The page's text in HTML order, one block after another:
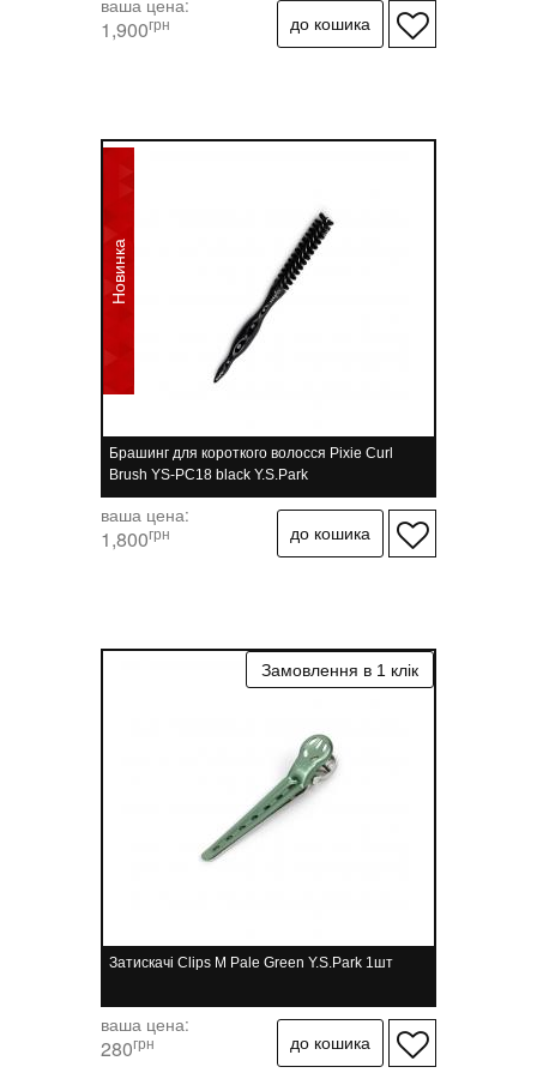
ваша цена:
1,900грн
Новинка
Брашинг для короткого волосся Pixie Curl
Brush YS-PC18 black Y.S.Park
ваша цена:
1,800грн
Затискачі Clips M Pale Green Y.S.Park 1шт
ваша цена:
280грн